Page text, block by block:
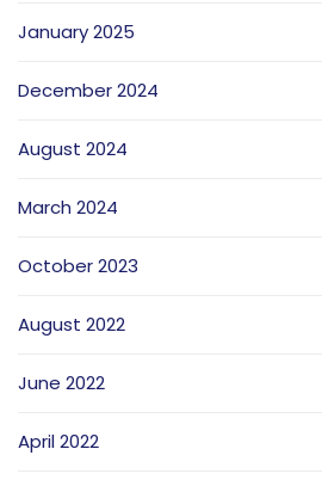
January 2025
December 2024
August 2024
March 2024
October 2023
August 2022
June 2022
April 2022